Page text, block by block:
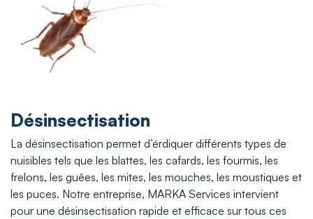
Désinsectisation
La désinsectisation permet d’érdiquer différents types de
nuisibles tels que les blattes, les cafards, les fourmis, les
frelons, les guêes, les mites, les mouches, les moustiques et
les puces. Notre entreprise, MARKA Services intervient
pour une désinsectisation rapide et efficace sur tous ces